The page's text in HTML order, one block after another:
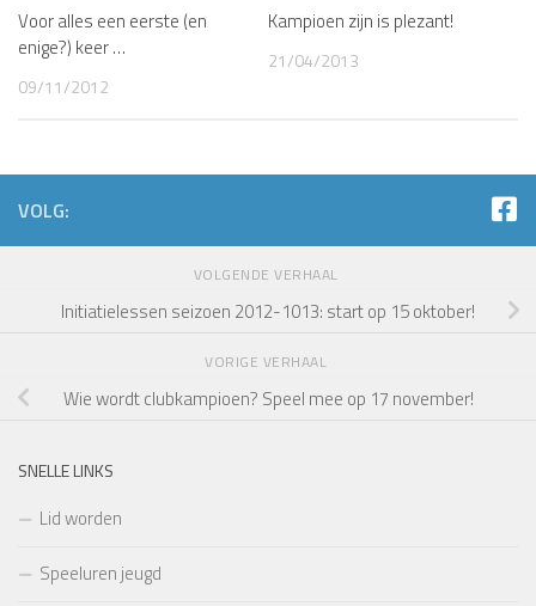
Voor alles een eerste (en
enige?) keer …
09/11/2012
Kampioen zijn is plezant!
21/04/2013
VOLG:
VOLGENDE VERHAAL
Initiatielessen seizoen 2012-1013: start op 15 oktober!
VORIGE VERHAAL
Wie wordt clubkampioen? Speel mee op 17 november!
SNELLE LINKS
Lid worden
Speeluren jeugd